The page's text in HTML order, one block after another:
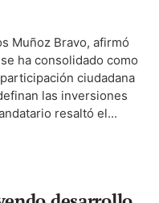
Muñoz Bravo, afirmó
ha consolidado como
ciudadana
las inversiones
resaltó el...